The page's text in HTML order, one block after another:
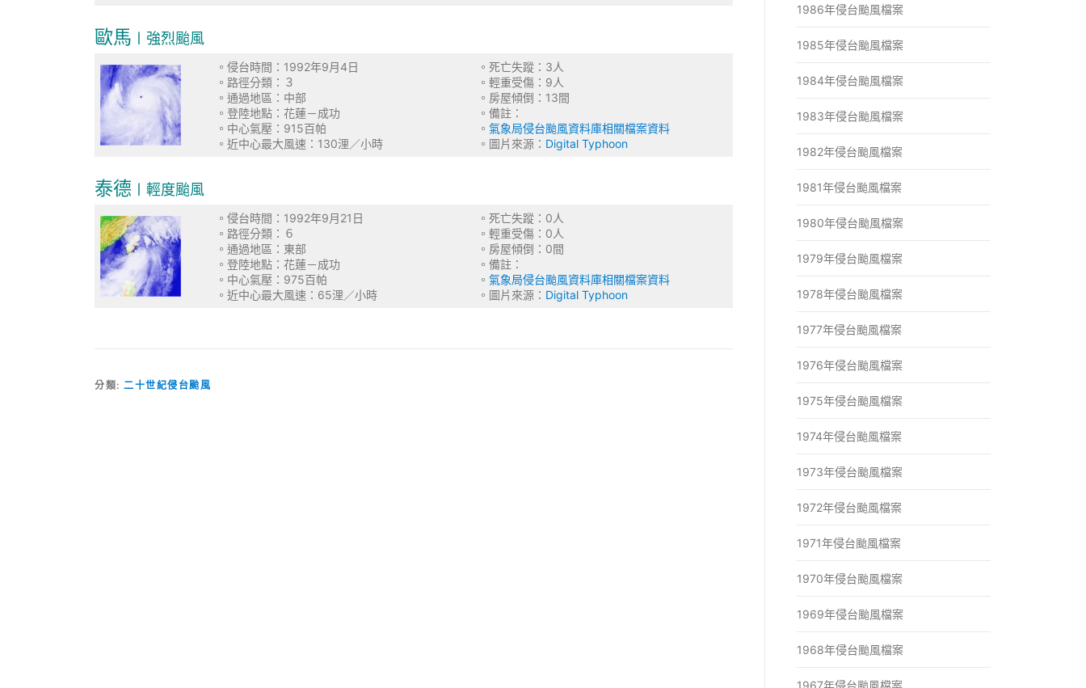
歐馬 〡強烈颱風
。侵台時間：1992年9月4日
。路徑分類：３
。通過地區：中部
。登陸地點：花蓮－成功
。中心氣壓：915百帕
。近中心最大風速：130浬／小時
。死亡失蹤：3人
。輕重受傷：9人
。房屋傾倒：13間
。備註：
。 氣象局侵台颱風資料庫相關檔案資料
。圖片來源： Digital Typhoon
泰德 〡輕度颱風
。侵台時間：1992年9月21日
。路徑分類：６
。通過地區：東部
。登陸地點：花蓮－成功
。中心氣壓：975百帕
。近中心最大風速：65浬／小時
。死亡失蹤：0人
。輕重受傷：0人
。房屋傾倒：0間
。備註：
。 氣象局侵台颱風資料庫相關檔案資料
。圖片來源： Digital Typhoon
分類: 二十世紀侵台颱風
1986年侵台颱風檔案
1985年侵台颱風檔案
1984年侵台颱風檔案
1983年侵台颱風檔案
1982年侵台颱風檔案
1981年侵台颱風檔案
1980年侵台颱風檔案
1979年侵台颱風檔案
1978年侵台颱風檔案
1977年侵台颱風檔案
1976年侵台颱風檔案
1975年侵台颱風檔案
1974年侵台颱風檔案
1973年侵台颱風檔案
1972年侵台颱風檔案
1971年侵台颱風檔案
1970年侵台颱風檔案
1969年侵台颱風檔案
1968年侵台颱風檔案
1967年侵台颱風檔案